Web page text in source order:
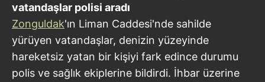
vatandaşlar polisi aradı
Zonguldak'ın Liman Caddesi'nde sahilde
yürüyen vatandaşlar, denizin yüzeyinde
hareketsiz yatan bir kişiyi fark edince durumu
polis ve sağlık ekiplerine bildirdi. İhbar üzerine